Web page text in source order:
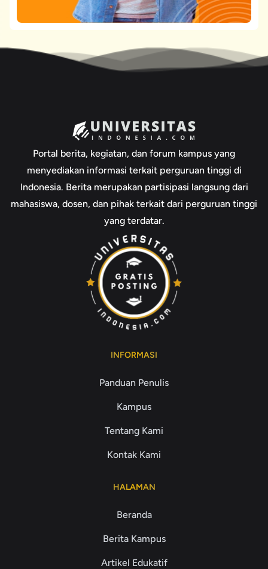
Portal berita, kegiatan, dan forum kampus yang
menyediakan informasi terkait perguruan tinggi di
Indonesia. Berita merupakan partisipasi langsung dari
mahasiswa, dosen, dan pihak terkait dari perguruan tinggi
yang terdatar.
INFORMASI
Panduan Penulis
Kampus
Tentang Kami
Kontak Kami
HALAMAN
Beranda
Berita Kampus
Artikel Edukatif